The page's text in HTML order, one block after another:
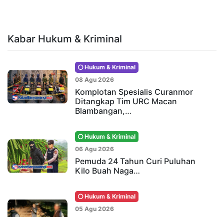
Kabar Hukum & Kriminal
Hukum & Kriminal
08 Agu 2026
Komplotan Spesialis Curanmor
Ditangkap Tim URC Macan
Blambangan,…
Hukum & Kriminal
06 Agu 2026
Pemuda 24 Tahun Curi Puluhan
Kilo Buah Naga…
Hukum & Kriminal
05 Agu 2026